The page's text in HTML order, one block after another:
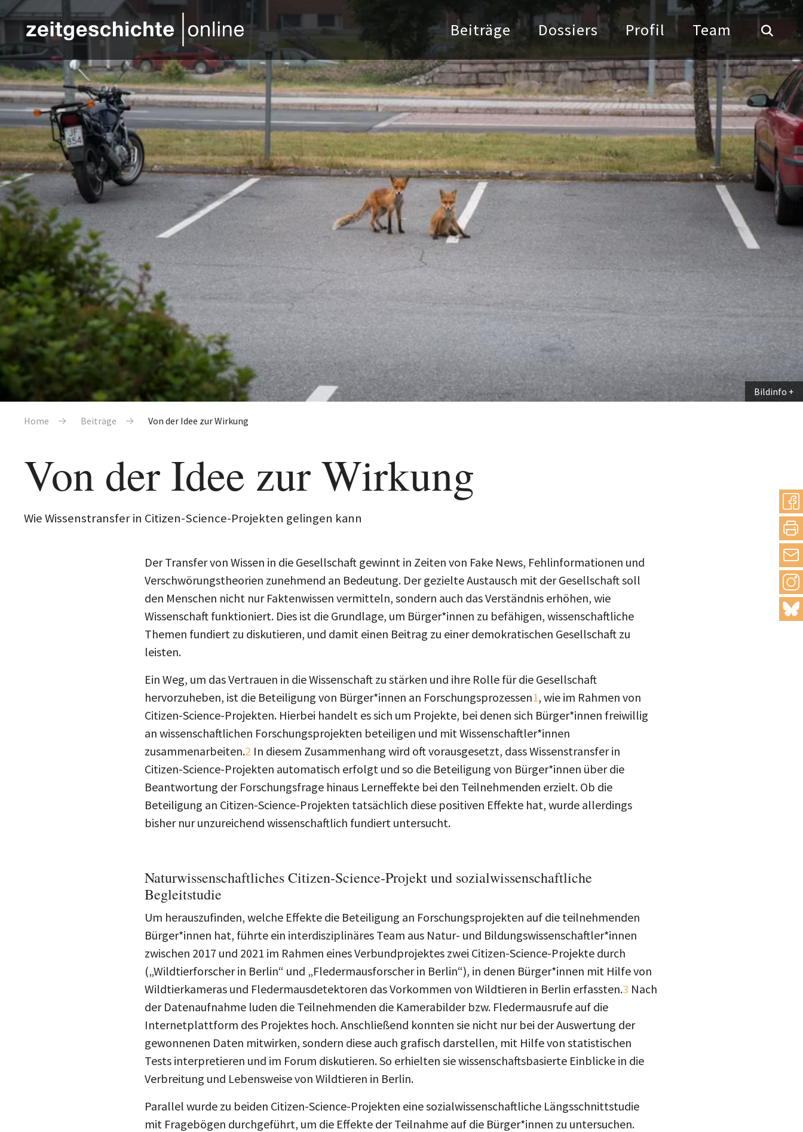
Direkt zum Inhalt
Beiträge Dossiers Profil Team
Bildinfo
Pfadnavigation
Home Beiträge Von der Idee zur Wirkung
Von der Idee zur Wirkung
Wie Wissenstransfer in Citizen-Science-Projekten gelingen kann
teilen
mail
Der Transfer von Wissen in die Gesellschaft gewinnt in Zeiten von Fake News, Fehlinformationen und
Verschwörungstheorien zunehmend an Bedeutung. Der gezielte Austausch mit der Gesellschaft soll
den Menschen nicht nur Faktenwissen vermitteln, sondern auch das Verständnis erhöhen, wie
Wissenschaft funktioniert. Dies ist die Grundlage, um Bürger*innen zu befähigen, wissenschaftliche
Themen fundiert zu diskutieren, und damit einen Beitrag zu einer demokratischen Gesellschaft zu
leisten.
Ein Weg, um das Vertrauen in die Wissenschaft zu stärken und ihre Rolle für die Gesellschaft
hervorzuheben, ist die Beteiligung von Bürger*innen an Forschungsprozessen1, wie im Rahmen von
Citizen-Science-Projekten. Hierbei handelt es sich um Projekte, bei denen sich Bürger*innen freiwillig
an wissenschaftlichen Forschungsprojekten beteiligen und mit Wissenschaftler*innen
zusammenarbeiten.2 In diesem Zusammenhang wird oft vorausgesetzt, dass Wissenstransfer in
Citizen-Science-Projekten automatisch erfolgt und so die Beteiligung von Bürger*innen über die
Beantwortung der Forschungsfrage hinaus Lerneffekte bei den Teilnehmenden erzielt. Ob die
Beteiligung an Citizen-Science-Projekten tatsächlich diese positiven Effekte hat, wurde allerdings
bisher nur unzureichend wissenschaftlich fundiert untersucht.
Naturwissenschaftliches Citizen-Science-Projekt und sozialwissenschaftliche
Begleitstudie
Um herauszufinden, welche Effekte die Beteiligung an Forschungsprojekten auf die teilnehmenden
Bürger*innen hat, führte ein interdisziplinäres Team aus Natur- und Bildungswissenschaftler*innen
zwischen 2017 und 2021 im Rahmen eines Verbundprojektes zwei Citizen-Science-Projekte durch
(„Wildtierforscher in Berlin“ und „Fledermausforscher in Berlin“), in denen Bürger*innen mit Hilfe von
Wildtierkameras und Fledermausdetektoren das Vorkommen von Wildtieren in Berlin erfassten.3 Nach
der Datenaufnahme luden die Teilnehmenden die Kamerabilder bzw. Fledermausrufe auf die
Internetplattform des Projektes hoch. Anschließend konnten sie nicht nur bei der Auswertung der
gewonnenen Daten mitwirken, sondern diese auch grafisch darstellen, mit Hilfe von statistischen
Tests interpretieren und im Forum diskutieren. So erhielten sie wissenschaftsbasierte Einblicke in die
Verbreitung und Lebensweise von Wildtieren in Berlin.
Parallel wurde zu beiden Citizen-Science-Projekten eine sozialwissenschaftliche Längsschnittstudie
mit Fragebögen durchgeführt, um die Effekte der Teilnahme auf die Bürger*innen zu untersuchen.